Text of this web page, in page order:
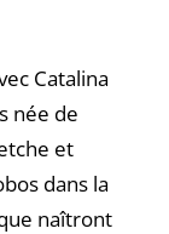
Catalina
née de
et
dans la
naîtront